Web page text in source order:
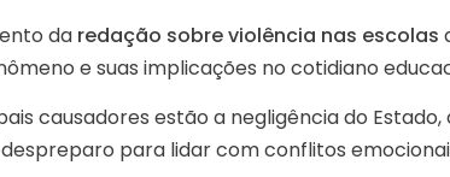
da redação sobre violência nas escolas
e suas implicações no cotidiano
causadores estão a negligência do
para lidar com conflitos